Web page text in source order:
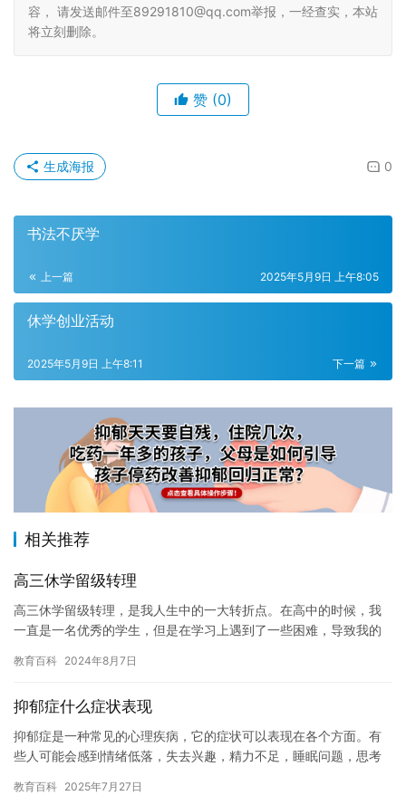
容， 请发送邮件至89291810@qq.com举报，一经查实，本站
将立刻删除。
赞 (0)
0
生成海报
书法不厌学
上一篇 2025年5月9日 上午8:05
休学创业活动
下一篇
2025年5月9日 上午8:11
相关推荐
高三休学留级转理
高三休学留级转理，是我人生中的一大转折点。在高中的时候，我
一直是一名优秀的学生，但是在学习上遇到了一些困难，导致我的
意味…
教育百科 2024年8月7日
抑郁症什么症状表现
抑郁症是一种常见的心理疾病，它的症状可以表现在各个方面。有
些人可能会感到情绪低落，失去兴趣，精力不足，睡眠问题，思考
常生活…
教育百科 2025年7月27日